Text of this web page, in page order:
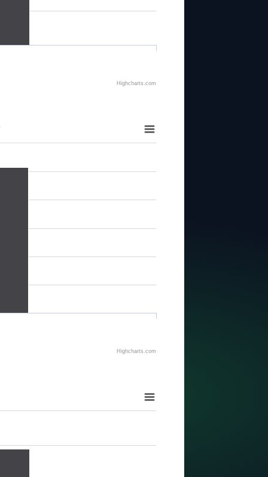
Highcharts.com
Highcharts.com